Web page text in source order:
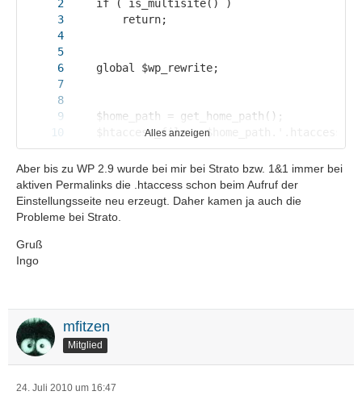
...
Alles anzeigen
Aber bis zu WP 2.9 wurde bei mir bei Strato bzw. 1&1 immer bei
aktiven Permalinks die .htaccess schon beim Aufruf der
Einstellungsseite neu erzeugt. Daher kamen ja auch die
Probleme bei Strato.
Gruß
Ingo
mfitzen
Mitglied
24. Juli 2010 um 16:47